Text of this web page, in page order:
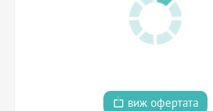
виж офертата